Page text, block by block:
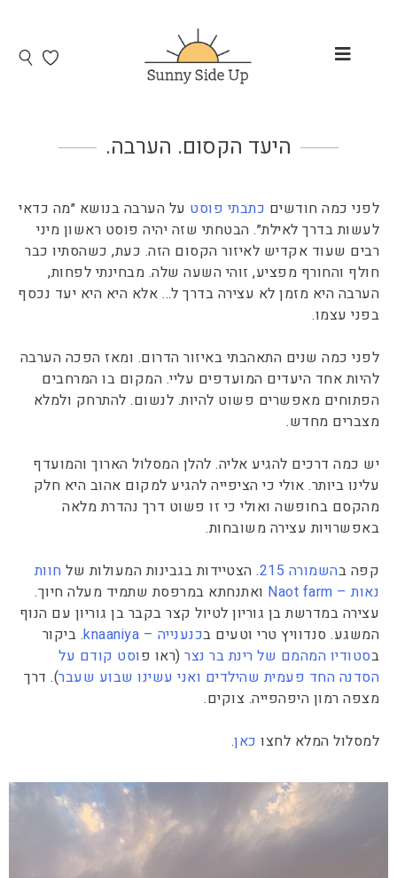
היעד הקסום. הערבה.
לפני כמה חודשים כתבתי פוסט על הערבה בנושא ״מה כדאי
לעשות בדרך לאילת״. הבטחתי שזה יהיה פוסט ראשון מיני
רבים שעוד אקדיש לאיזור הקסום הזה. כעת, כשהסתיו כבר
חולף והחורף מפציע, זוהי השעה שלה. מבחינתי לפחות,
הערבה היא מזמן לא עצירה בדרך ל… אלא היא היא יעד נכסף
בפני עצמו.
לפני כמה שנים התאהבתי באיזור הדרום. ומאז הפכה הערבה
להיות אחד היעדים המועדפים עליי. המקום בו המרחבים
הפתוחים מאפשרים פשוט להיות. לנשום. להתרחק ולמלא
מצברים מחדש.
יש כמה דרכים להגיע אליה. להלן המסלול הארוך והמועדף
עלינו ביותר. אולי כי הציפייה להגיע למקום אהוב היא חלק
מהקסם בחופשה ואולי כי זו פשוט דרך נהדרת מלאה
באפשרויות עצירה משובחות.
קפה בהשמורה 215 . הצטיידות בגבינות המעולות של חוות
נאות – Naot farm
ואתנחתא במרפסת שתמיד מעלה חיוך.
עצירה במדרשת בן גוריון לטיול קצר בקבר בן גוריון עם הנוף
המשגע. סנדוויץ טרי וטעים בכנענייה – knaaniya
. ביקור
בסטודיו המהמם של רינת בר נצר (ראו פוסט קודם על
הסדנה החד פעמית שהילדים ואני עשינו שבוע שעבר). דרך
מצפה רמון היפהפייה. צוקים.
למסלול המלא לחצו כאן.